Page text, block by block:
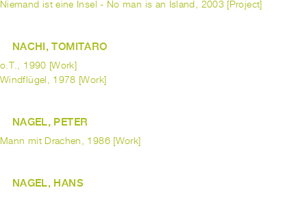
Niemand ist eine Insel - No man is an Island, 2003 [Project]
NACHI, TOMITARO
o.T., 1990 [Work]
Windflügel, 1978 [Work]
NAGEL, PETER
Mann mit Drachen, 1986 [Work]
NAGEL, HANS